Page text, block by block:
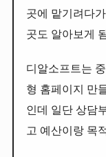
곳에 맡기려다
곳도 알아보게
디알소프트는
형 홈페이지 만
인데 일단 상담
고 예산이랑 목